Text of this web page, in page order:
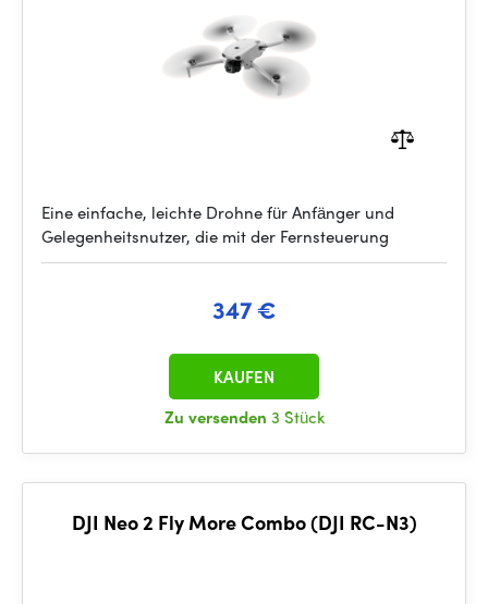
Eine einfache, leichte Drohne für Anfänger und
Gelegenheitsnutzer, die mit der Fernsteuerung
347 €
Zu versenden 3 Stück
KAUFEN
DJI Neo 2 Fly More Combo (DJI RC-N3)